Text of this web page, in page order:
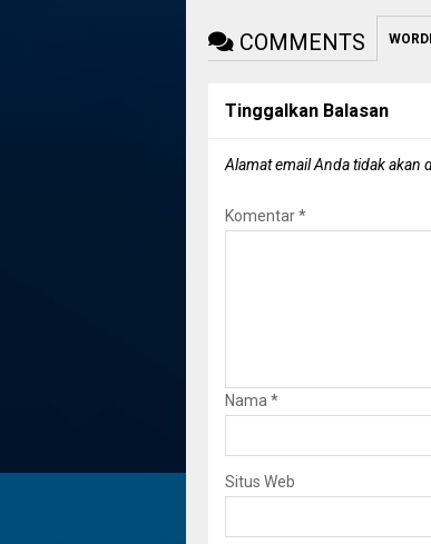
COMMENTS
Tinggalkan Balasan
Alamat email Anda tidak akan
Komentar*
Nama *
Situs Web